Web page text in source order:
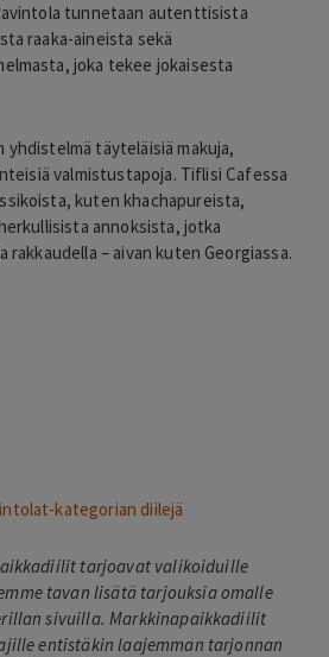
tunnetaan autenttisista
raaka-aineista sekä
joka tekee jokaisesta
yhdistelmä täyteläisiä makuja,
valmistustapoja. Tiflisi Cafessa
kuten khachapureista,
annoksista, jotka
rakkaudella – aivan kuten Georgiassa.
kategorian diilejä
tarjoavat valikoiduille
tavan lisätä tarjouksia omalle
sivuilla. Markkinapaikkadiilit
entistäkin laajemman tarjonnan